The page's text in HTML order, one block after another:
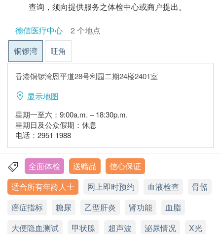
查询，须向提供服务之体检中心或商户提出。
德信医疗中心
2 个地点
铜锣湾
旺角
香港铜锣湾恩平道28号利园二期24楼2401室
显示地图
星期一至六：9:00a.m. – 18:30p.m.
星期日及公众假期：休息
电话：2951 1988
全面体检 送赠品
信心保证
适合所有年龄人士
网上即时预约 血液检查
骨骼
癌症指标
糖尿 乙型肝炎 肾功能
血脂
大便隐血测试
甲状腺 超声波 泌尿情况
X光